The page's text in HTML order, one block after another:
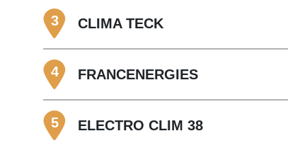
3 CLIMA TECK
4 FRANCENERGIES
5 ELECTRO CLIM 38